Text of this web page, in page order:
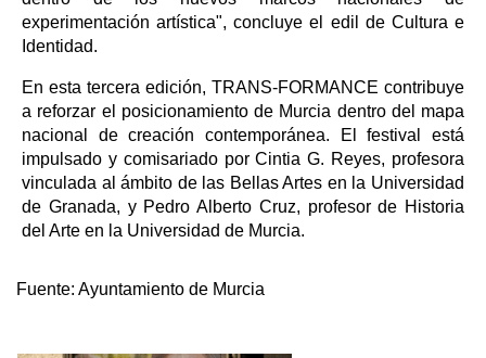
experimentación artística", concluye el edil de Cultura e
Identidad.
En esta tercera edición, TRANS-FORMANCE contribuye
a reforzar el posicionamiento de Murcia dentro del mapa
nacional de creación contemporánea. El festival está
impulsado y comisariado por Cintia G. Reyes, profesora
vinculada al ámbito de las Bellas Artes en la Universidad
de Granada, y Pedro Alberto Cruz, profesor de Historia
del Arte en la Universidad de Murcia.
Fuente: Ayuntamiento de Murcia